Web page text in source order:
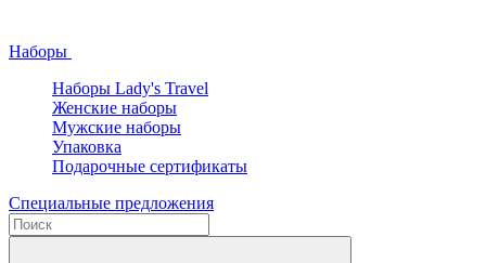
Наборы
Наборы Lady's Travel
Женские наборы
Мужские наборы
Упаковка
Подарочные сертификаты
Специальные предложения